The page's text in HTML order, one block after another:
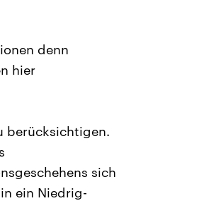
denn
hier
berücksichtigen.
sich
ein Niedrig-